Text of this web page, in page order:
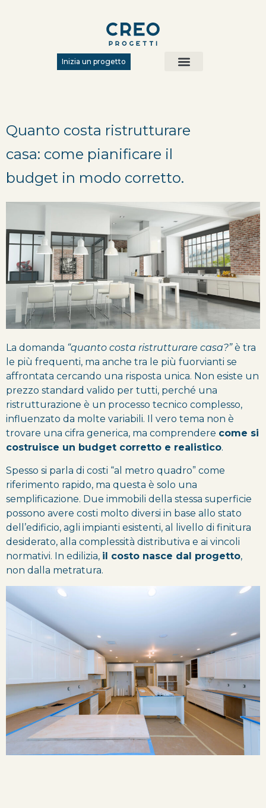
Inizia un progetto
Quanto costa ristrutturare
casa: come pianificare il
budget in modo corretto.
La domanda “quanto costa ristrutturare casa?”è tra
le più frequenti, ma anche tra le più fuorvianti se
affrontata cercando una risposta unica. Non esiste un
prezzo standard valido per tutti, perché una
ristrutturazione è un processo tecnico complesso,
influenzato da molte variabili. Il vero tema non è
trovare una cifra generica, ma comprendere come si
costruisce un budget corretto e realistico.
Spesso si parla di costi “al metro quadro” come
riferimento rapido, ma questa è solo una
semplificazione. Due immobili della stessa superficie
possono avere costi molto diversi in base allo stato
dell’edificio, agli impianti esistenti, al livello di finitura
desiderato, alla complessità distributiva e ai vincoli
normativi. In edilizia, il costo nasce dal progetto,
non dalla metratura.